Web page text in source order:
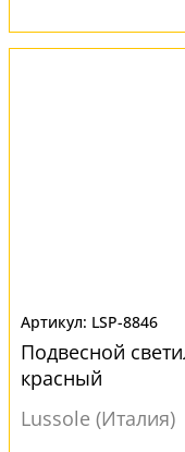
LSP-8846
Подвесной
красный
Lussole (Италия)